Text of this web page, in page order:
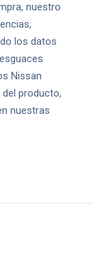
nuestro
los datos
Nissan
producto,
nuestras